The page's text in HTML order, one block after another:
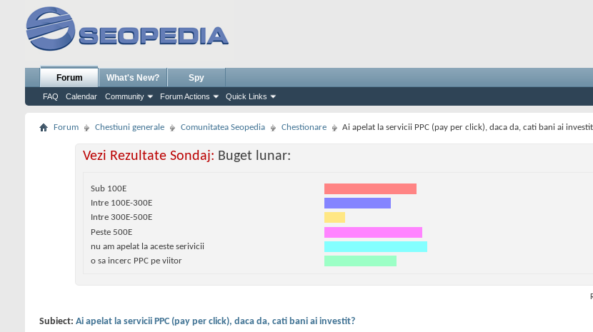
Forum
FAQ Calendar Community Forum Actions Quick Links
What's New? Spy
Forum Chestiuni generale Comunitatea Seopedia Chestionare Ai apelat la servicii PPC (pay per click), daca da, cati bani ai
Vezi Rezultate Sondaj: Buget lunar:
Sub 100E
Intre 100E-300E
Intre 300E-500E
Peste 500E
nu am apelat la aceste serivicii
o sa incerc PPC pe viitor
Subiect: Ai apelat la servicii PPC (pay per click), daca da, cati bani ai investit?